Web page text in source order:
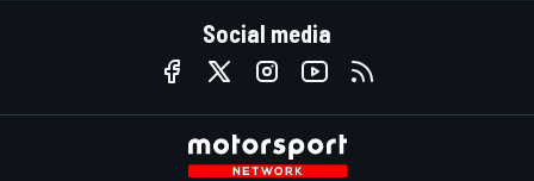
Social media